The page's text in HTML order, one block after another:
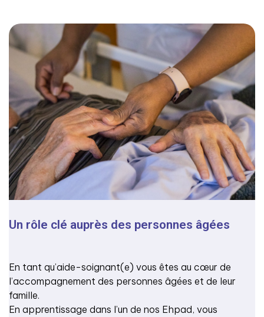
Un rôle clé auprès des personnes âgées
En tant qu’aide-soignant(e) vous êtes au cœur de
l’accompagnement des personnes âgées et de leur
famille.
En apprentissage dans l’un de nos Ehpad, vous